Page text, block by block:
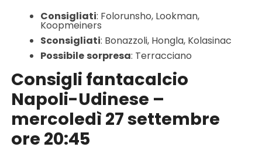
Consigliati: Folorunsho, Lookman,
Koopmeiners
Sconsigliati: Bonazzoli, Hongla, Kolasinac
Possibile sorpresa: Terracciano
Consigli fantacalcio
Napoli-Udinese –
mercoledì 27 settembre
ore 20:45